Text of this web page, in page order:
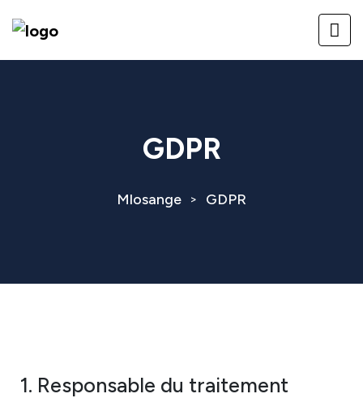
GDPR
Mlosange > GDPR
1. Responsable du traitement